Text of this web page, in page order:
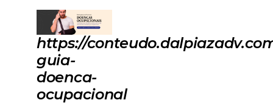
https://
guia-
doenca-
ocupacional